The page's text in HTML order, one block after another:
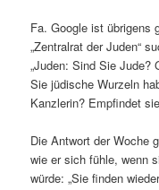
Fa. Google ist übrigens
„Zentralrat der Juden“
„Juden: Sind Sie Jude?
Sie jüdische Wurzeln
Kanzlerin? Empfindet
Die Antwort der Woche
wie er sich fühle, wenn
würde: „Sie finden